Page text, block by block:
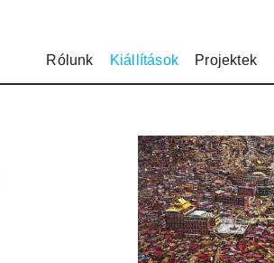
Rólunk Kiállítások Projektek